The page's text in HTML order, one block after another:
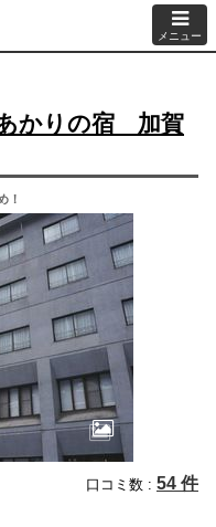
メニュー
かりの宿 加賀
！
口コミ数 : 54 件